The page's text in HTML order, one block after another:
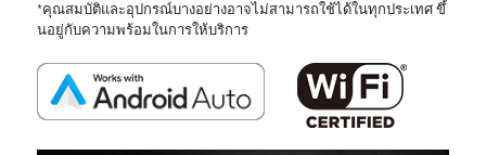
*คุณสมบัติและอุปกรณ์บางอย่างอาจไม่สามารถใช้ได้ในทุกประเทศ ขึ้
นอยู่กับความพร้อมในการให้บริการ